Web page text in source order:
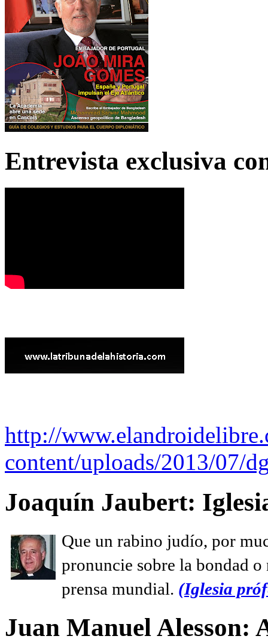
Entrevista exclusiva
http://
content/uploads/2013/07/
Joaquín Jaubert:
Que un rabino judío, por
pronuncie sobre la bondad
prensa mundial. (Iglesia
Juan Manuel Alesson: